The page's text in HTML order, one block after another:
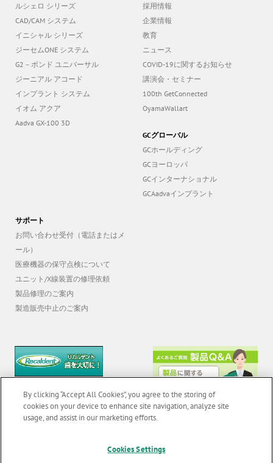
ルシェロ シリーズ
CAD/CAM システム
イニシャル シリーズ
ジーセムONE システム
G2－ボンド ユニバーサル
ジーニアル アコード
インプラント システム
イオム アクア
Aadva GX-100 3D
採用情報
企業情報
教育
ニュース
COVID-19に関するお知らせ
講演会・セミナー
100th GetConnected
OyamaWallart
GCグローバル
GCホールディング
GCヨーロッパ
GCインターナショナル
GCAadvaインプラント
サポート
お問い合わせ受付（電話またはメ
ール）
医療機器の保守点検について
ユニット/X線装置の修理依頼
製品修理のご案内
製造販売中止のご案内
無断転載禁止 | お問い合わせ
By clicking “Accept All Cookies”, you agree to the storing of
cookies on your device to enhance site navigation, analyze site
usage, and assist in our marketing efforts.
Cookies Settings